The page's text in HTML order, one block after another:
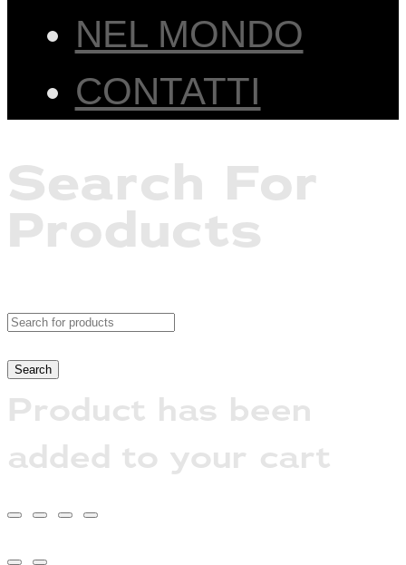
NEL MONDO
CONTATTI
Search For
Products
Product has been
added to your cart